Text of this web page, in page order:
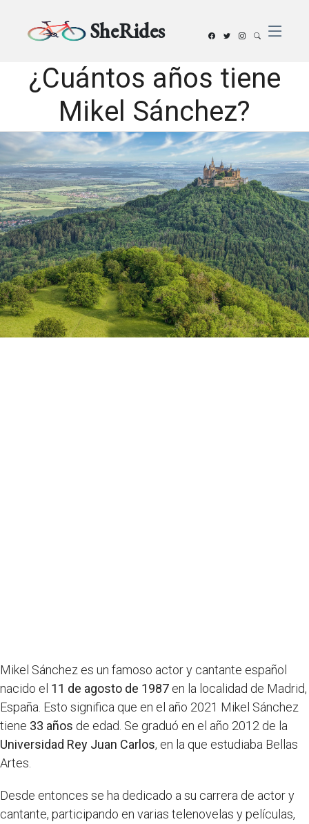
SheRides
¿Cuántos años tiene
Mikel Sánchez?
Mikel Sánchez es un famoso actor y cantante español
nacido el 11 de agosto de 1987 en la localidad de Madrid,
España. Esto significa que en el año 2021 Mikel Sánchez
tiene 33 años de edad. Se graduó en el año 2012 de la
Universidad Rey Juan Carlos, en la que estudiaba Bellas
Artes.
Desde entonces se ha dedicado a su carrera de actor y
cantante, participando en varias telenovelas y películas,